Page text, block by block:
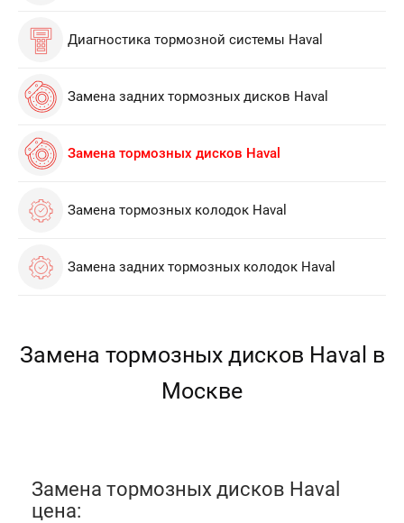
Диагностика тормозной системы Haval
Замена задних тормозных дисков Haval
Замена тормозных дисков Haval
Замена тормозных колодок Haval
Замена задних тормозных колодок Haval
Замена тормозных дисков Haval в
Москве
Замена тормозных дисков Haval
цена: